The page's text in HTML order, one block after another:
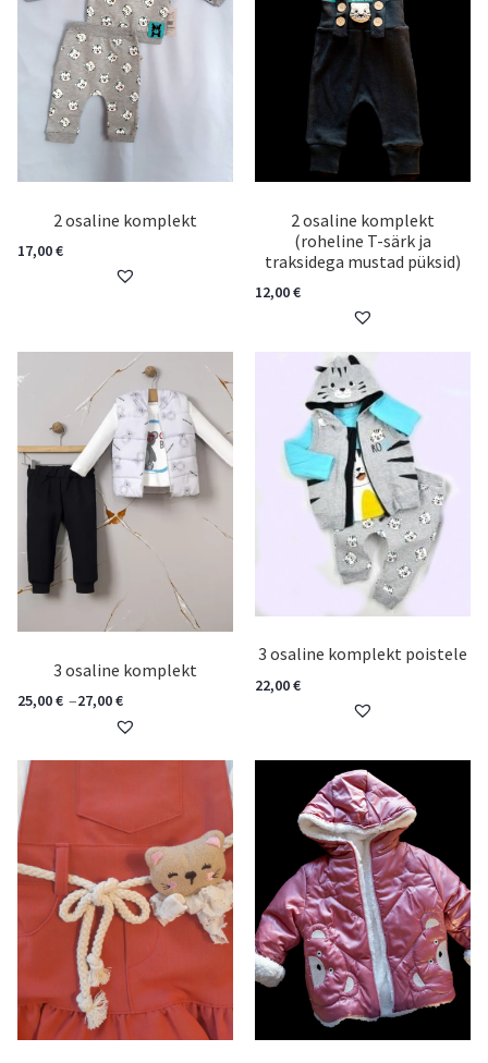
2 osaline komplekt
17,00€
2 osaline komplekt
(roheline T-särk ja
traksidega mustad püksid)
12,00€
3 osaline komplekt
25,00€ –27,00€
3 osaline komplekt poistele
22,00€